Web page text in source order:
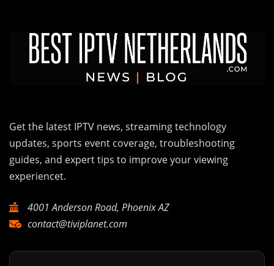
Get the latest IPTV news, streaming technology
updates, sports event coverage, troubleshooting
guides, and expert tips to improve your viewing
experiencet.
4001 Anderson Road, Phoenix AZ
contact@tiviplanet.com